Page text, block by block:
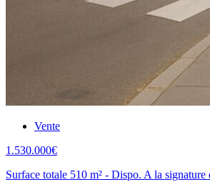
Vente
1.530.000€
Surface totale 510 m² - Dispo. A la signature